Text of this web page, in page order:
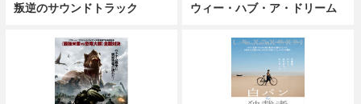
叛逆のサウンドトラック ウィー・ハブ・ア・ドリーム